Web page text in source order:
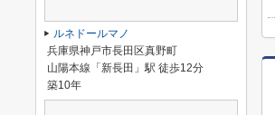
ルネドールマノ
兵庫県神戸市長田区真野町
山陽本線「新長田」駅 徒歩12分
築10年